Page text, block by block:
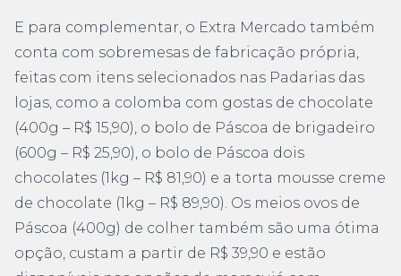
E para complementar, o Extra Mercado também
conta com sobremesas de fabricação própria,
feitas com itens selecionados nas Padarias das
lojas, como a colomba com gostas de chocolate
(400g – R$ 15,90), o bolo de Páscoa de brigadeiro
(600g – R$ 25,90), o bolo de Páscoa dois
chocolates (1kg – R$ 81,90) e a torta mousse creme
de chocolate (1kg – R$ 89,90). Os meios ovos de
Páscoa (400g) de colher também são uma ótima
opção, custam a partir de R$ 39,90 e estão